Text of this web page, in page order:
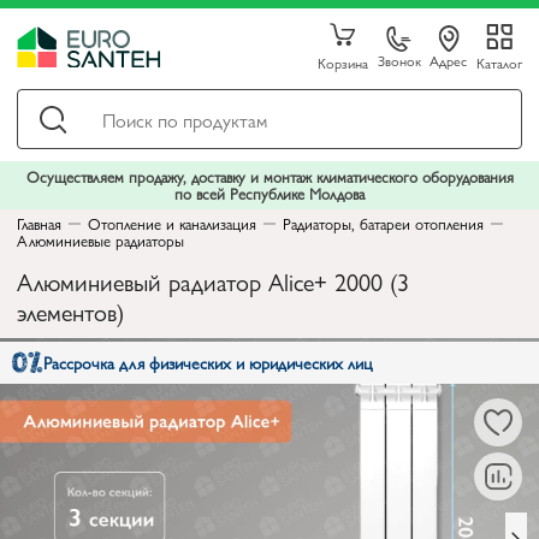
Корзина Звонок Адрес Каталог
Осуществляем продажу, доставку и монтаж климатического оборудования
по всей Республике Молдова
Главная
Отопление и канализация Радиаторы, батареи отопления
Алюминиевые радиаторы
Алюминиевый радиатор Alice+ 2000 (3
элементов)
Рассрочка для физических и юридических лиц